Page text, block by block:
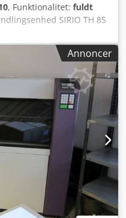
, Funktionalitet: fuldt
SIRIO TH 85
sammen med CTP-
MASKINEN ER KLAR TIL
Annoncer